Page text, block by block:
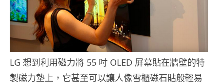
LG 想到利用磁力將 55 吋 OLED 屏幕貼在牆壁的特
製磁力墊上，它甚至可以讓人像雪櫃磁石貼般輕易